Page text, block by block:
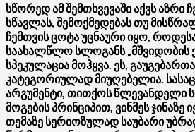
სწორედ ამ შემთხვევაში აქვს აზრი
სწავლას, შემოქმედებას თუ
ჩემთვის ცოტა უცნაური იყო,
საახალწლო სლოგანს „მშვიდობის
სპეკულაცია მოჰყვა. ეს,
კატეგორიულად მიუღებელია.
არგუმენტი, თითქოს წლევანდელი
მოგების პრინციპით, ვინმეს ჯინაზე
თემაზე სერიოზულად საუბარი